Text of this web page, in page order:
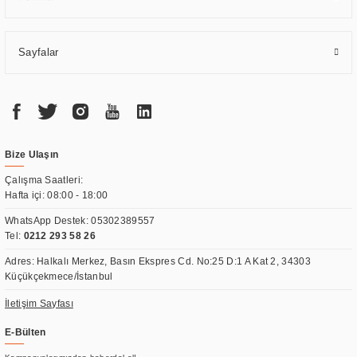
Sayfalar
Bize Ulaşın
Çalışma Saatleri:
Hafta içi: 08:00 - 18:00
WhatsApp Destek:05302389557
Tel: 0212 293 58 26
Adres: Halkalı Merkez, Basın Ekspres Cd. No:25 D:1 A Kat 2, 34303
Küçükçekmece/İstanbul
İletişim Sayfası
E-Bülten